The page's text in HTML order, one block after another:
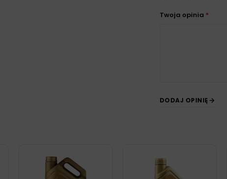
Twoja opinia *
DODAJ OPINIĘ